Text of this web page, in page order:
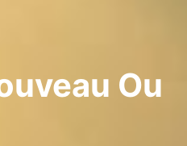
Ou